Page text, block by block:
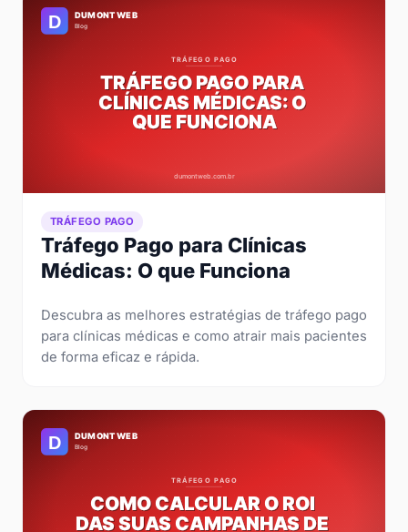
TRÁFEGO PAGO
Tráfego Pago para Clínicas
Médicas: O que Funciona
Descubra as melhores estratégias de tráfego pago
para clínicas médicas e como atrair mais pacientes
de forma eficaz e rápida.